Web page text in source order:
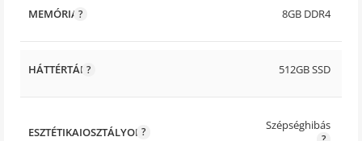
MEMÓRIA 8GB DDR4
HÁTTÉRTÁR 512GB SSD
ESZTÉTIKAIOSZTÁLYOK Szépséghibás